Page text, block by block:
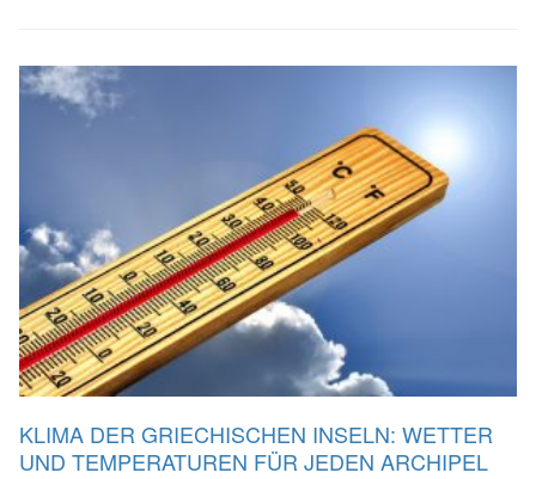
KLIMA DER GRIECHISCHEN INSELN: WETTER
UND TEMPERATUREN FÜR JEDEN ARCHIPEL